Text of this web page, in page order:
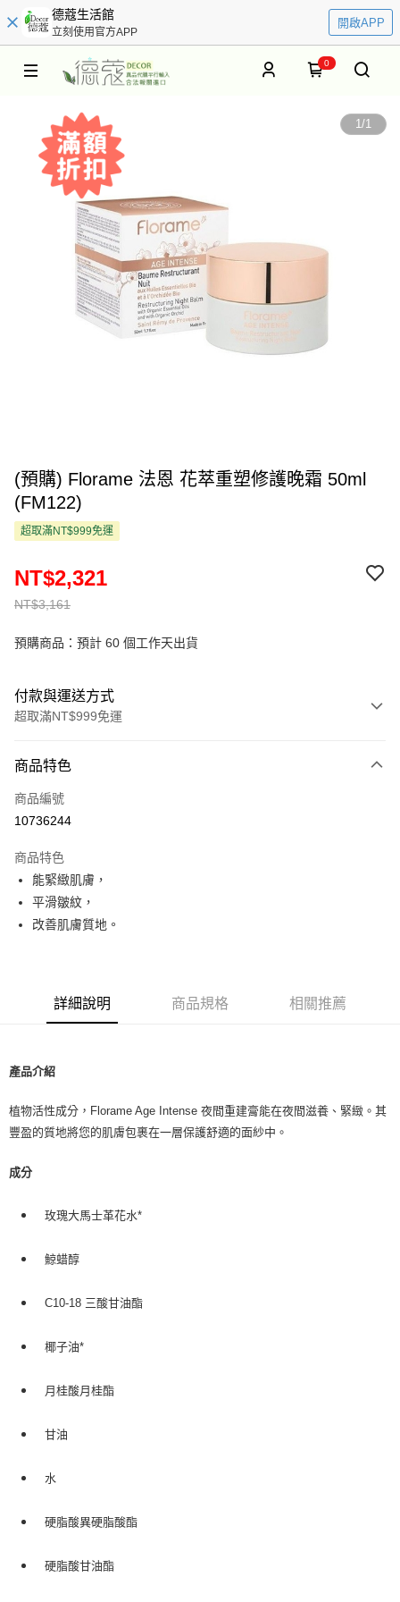
德蔻生活館
立刻使用官方APP
開啟APP
0
1/1
(預購) Florame 法恩 花萃重塑修護晚霜 50ml
(FM122)
超取滿NT$999免運
NT$3,161
NT$2,321
預購商品：預計 60 個工作天出貨
付款與運送方式
超取滿NT$999免運
信用卡一次付款
超商取貨付款
Apple Pay
街口支付
ATM付款
全家取貨付款
每筆NT$80，滿NT$999(含以上)免運費
全家純取貨 (先付款
每筆NT$80，滿NT$999(含以上)免運費
7-11純取貨 (先付款
宅配
每筆NT$250，滿NT$3,000(含以上)免運費
商品特色
商品編號
10736244
商品特色
能緊緻肌膚，
平滑皺紋，
改善肌膚質地。
詳細說明 商品規格 相關推薦
產品介紹
植物活性成分，Florame Age Intense 夜間重建膏能在夜間滋養、緊緻。其
豐盈的質地將您的肌膚包裹在一層保護舒適的面紗中。
成分
玫瑰大馬士革花水*
鯨蜡醇
C10-18 三酸甘油酯
椰子油*
月桂酸月桂酯
甘油
水
硬脂酸異硬脂酸酯
硬脂酸甘油酯